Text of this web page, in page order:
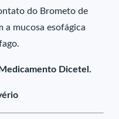
do Brometo de
a mucosa esofágica
Dicetel.